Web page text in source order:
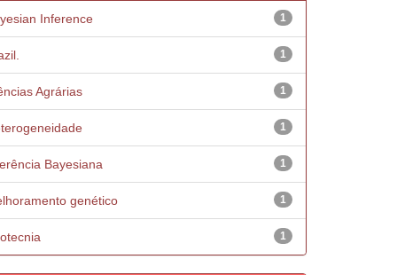
1
Inference
1
1
Agrárias
1
1
Bayesiana
1
genético
1